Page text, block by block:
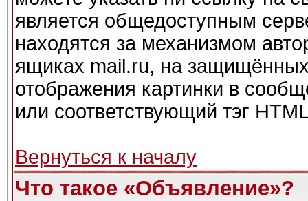
является общедоступным
находятся за механизмом
ящиках mail.ru, на
отображения картинки в
или соответствующий тэг
Вернуться к началу
Что такое «Объявление»?